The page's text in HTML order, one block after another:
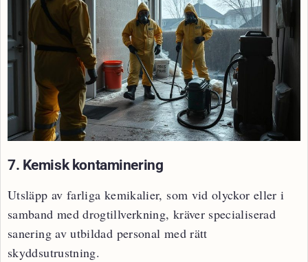
7. Kemisk kontaminering
Utsläpp av farliga kemikalier, som vid olyckor eller i
samband med drogtillverkning, kräver specialiserad
sanering av utbildad personal med rätt
skyddsutrustning.